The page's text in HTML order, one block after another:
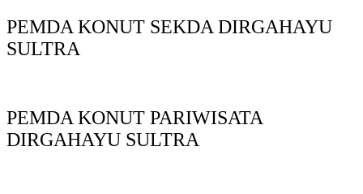
PEMDA KONUT SEKDA DIRGAHAYU
SULTRA
PEMDA KONUT PARIWISATA
DIRGAHAYU SULTRA